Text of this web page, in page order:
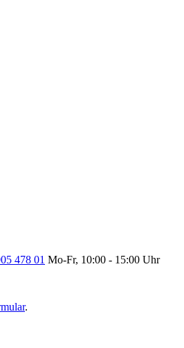
478 01 Mo-Fr, 10:00 - 15:00 Uhr
.